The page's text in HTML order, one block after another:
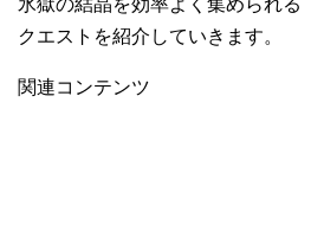
クエストを紹介していきます。
関連コンテンツ